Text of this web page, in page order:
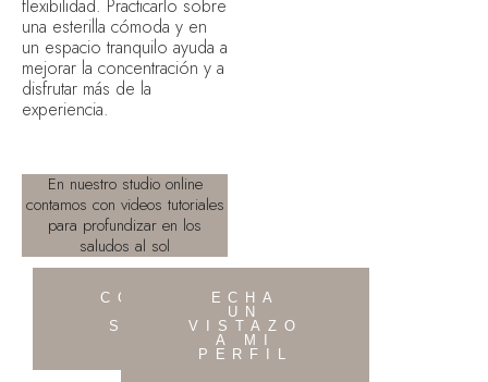
flexibilidad. Practicarlo sobre
una esterilla cómoda y en
un espacio tranquilo ayuda a
mejorar la concentración y a
disfrutar más de la
experiencia.
En nuestro studio online
contamos con videos tutoriales
para profundizar en los
saludos al sol
CONOCE
SOBRE
ECHA
UN
VISTAZO
A MI
PERFIL